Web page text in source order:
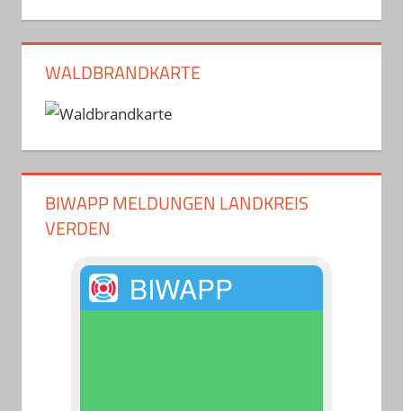
WALDBRANDKARTE
BIWAPP MELDUNGEN LANDKREIS
VERDEN
BIWAPP